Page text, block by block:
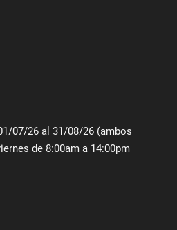
07/26 al 31/08/26 (ambos
de 8:00am a 14:00pm